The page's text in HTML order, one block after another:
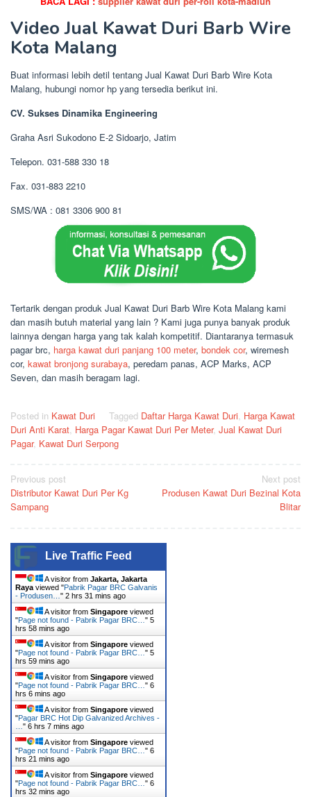
Video Jual Kawat Duri Barb Wire
Kota Malang
Buat informasi lebih detil tentang Jual Kawat Duri Barb Wire Kota
Malang, hubungi nomor hp yang tersedia berikut ini.
CV. Sukses Dinamika Engineering
Graha Asri Sukodono E-2 Sidoarjo, Jatim
Telepon. 031-588 330 18
Fax. 031-883 2210
SMS/WA : 081 3306 900 81
Tertarik dengan produk Jual Kawat Duri Barb Wire Kota Malang kami
dan masih butuh material yang lain ? Kami juga punya banyak produk
lainnya dengan harga yang tak kalah kompetitif. Diantaranya termasuk
pagar brc, harga kawat duri panjang 100 meter, bondek cor, wiremesh
cor, kawat bronjong surabaya, peredam panas, ACP Marks, ACP
Seven, dan masih beragam lagi.
Posted in Kawat Duri Tagged Daftar Harga Kawat Duri Harga Kawat
Duri Anti Karat Harga Pagar Kawat Duri Per Meter, Jual Kawat Duri
Pagar, Kawat Duri Serpong
Post
navigation
Previous post
Distributor Kawat Duri Per Kg
Sampang
Next post
Produsen Kawat Duri Bezinal Kota
Blitar
Live Traffic Feed
A visitor from Jakarta, Jakarta
Raya viewed "Pabrik Pagar BRC Galvanis
- Produsen… " 2 hrs 31 mins ago
A visitor from Singapore viewed
"Page not found - Pabrik Pagar BRC… " 5
hrs 58 mins ago
A visitor from Singapore viewed
"Page not found - Pabrik Pagar BRC… " 5
hrs 59 mins ago
A visitor from Singapore viewed
"Page not found - Pabrik Pagar BRC… " 6
hrs 6 mins ago
A visitor from Singapore viewed
"Pagar BRC Hot Dip Galvanized Archives -
" 6 hrs 7 mins ago
A visitor from Singapore viewed
"Page not found - Pabrik Pagar BRC… " 6
hrs 21 mins ago
A visitor from Singapore viewed
"Page not found - Pabrik Pagar BRC… " 6
hrs 32 mins ago